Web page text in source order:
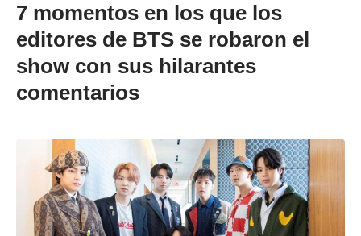
7 momentos en los que los
editores de BTS se robaron el
show con sus hilarantes
comentarios